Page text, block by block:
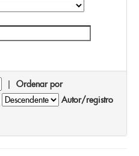
| Ordenar por
Autor/registro